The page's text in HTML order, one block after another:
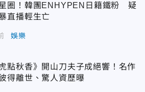
圈！韓團ENHYPEN日籍鐵粉 疑
直播輕生亡
娛樂
虎點秋香》開山刀夫子成絕響！名作
得離世、驚人資歷曝